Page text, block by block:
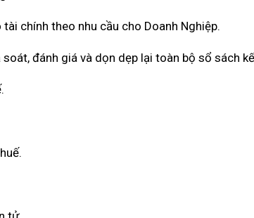
chính theo nhu cầu cho Doanh Nghiệp.
soát, đánh giá và dọn dẹp lại toàn bộ sổ sách